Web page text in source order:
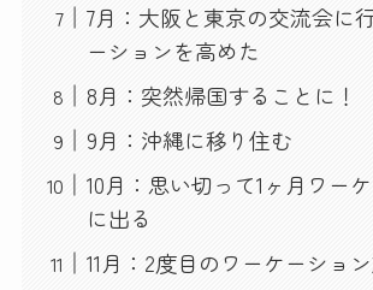
7月：大阪と東京の交流会に
ーションを高めた
8月：突然帰国することに！
9月：沖縄に移り住む
10月：思い切って1ヶ月ワー
に出る
11月：2度目のワーケーショ